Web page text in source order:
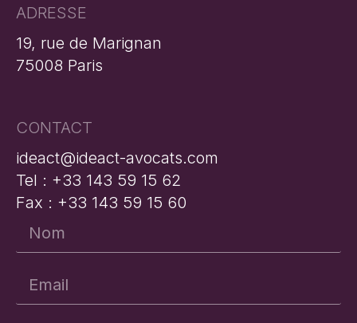
ADRESSE
19, rue de Marignan
75008 Paris
CONTACT
ideact@ideact-avocats.com
Tel : +33 143 59 15 62
Fax : +33 143 59 15 60